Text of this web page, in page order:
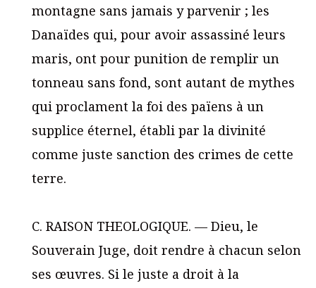
montagne sans jamais y parvenir ; les
Danaïdes qui, pour avoir assassiné leurs
maris, ont pour punition de remplir un
tonneau sans fond, sont autant de mythes
qui proclament la foi des païens à un
supplice éternel, établi par la divinité
comme juste sanction des crimes de cette
terre.
C. RAISON THEOLOGIQUE. — Dieu, le
Souverain Juge, doit rendre à chacun selon
ses œuvres. Si le juste a droit à la